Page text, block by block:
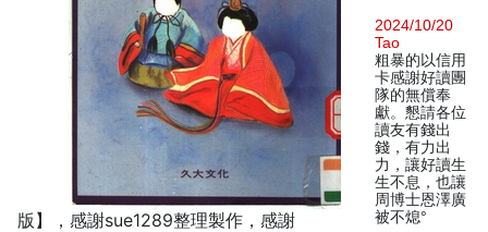
版】，感謝sue1289整理製作，感謝
2024/10/20
Tao
粗暴的以信用
卡感謝好讀團
隊的無償奉
獻。懇請各位
讀友有錢出
錢，有力出
力，讓好讀生
生不息，也讓
周博士恩澤廣
被不熄°